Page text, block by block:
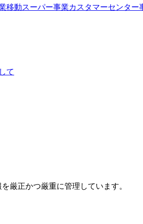
移動スーパー事業カスタマーセンター
て
厳正かつ厳重に管理しています。